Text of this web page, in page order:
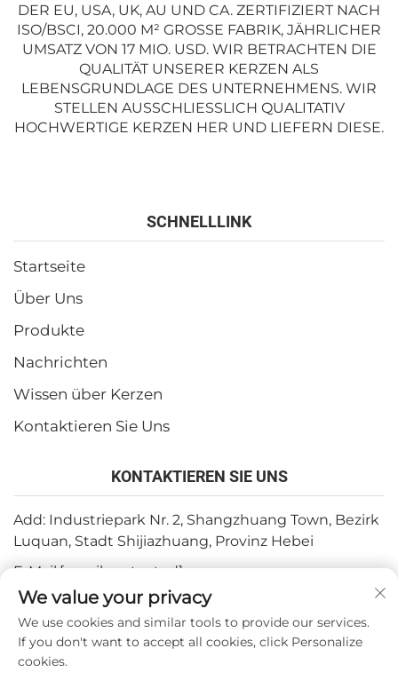
DER EU, USA, UK, AU UND CA. ZERTIFIZIERT NACH
ISO/BSCI, 20.000 M² GROSSE FABRIK, JÄHRLICHER U
MSATZ VON 17 MIO. USD. WIR BETRACHTEN DIE Q
UALITÄT UNSERER KERZEN ALS L
EBENSGRUNDLAGE DES UNTERNEHMENS. WIR S
TELLEN AUSSCHLIESSLICH QUALITATIV HO
CHWERTIGE KERZEN HER UND LIEFERN DIESE.
SCHNELLLINK
Startseite
Über Uns
Produkte
Nachrichten
Wissen über Kerzen
Kontaktieren Sie Uns
KONTAKTIEREN SIE UNS
Add: Industriepark Nr. 2, Shangzhuang Town, Bezirk
Luquan, Stadt Shijiazhuang, Provinz Hebei
E-Mail:[email protected]
Tel.:+86-15932211838
Fax: +86-(0)311-67909064
We value your privacy
We use cookies and similar tools to provide our services.
If you don't want to accept all cookies, click Personalize
cookies.